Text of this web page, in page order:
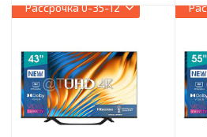
Рассрочка0-35-12